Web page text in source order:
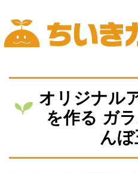
content
オリジナル
を作る ガ
んぼ